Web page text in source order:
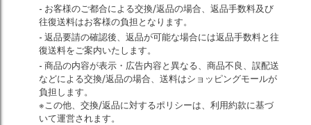
- お客様のご都合による交換/返品の場合、返品手数料及び
往復送料はお客様の負担となります。
- 返品要請の確認後、返品が可能な場合には返品手数料と往
復送料をご案内いたします。
- 商品の内容が表示・広告内容と異なる、商品不良、誤配送
などによる交換/返品の場合、送料はショッピングモールが
負担します。
※この他、交換/返品に対するポリシーは、利用約款に基づ
いて運営されます。